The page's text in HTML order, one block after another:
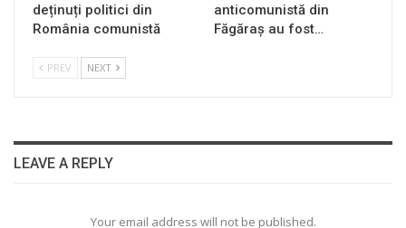
deținuți politici din
România comunistă
anticomunistă din
Făgăraș au fost…
PREV NEXT
LEAVE A REPLY
Your email address will not be published.